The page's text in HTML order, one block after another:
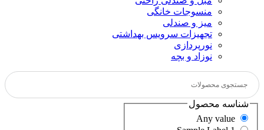
منسوجات خانگی
میز و صندلی
تجهیزات سرویس بهداشتی
نورپردازی
نوزاد و بچه
شناسه محصول